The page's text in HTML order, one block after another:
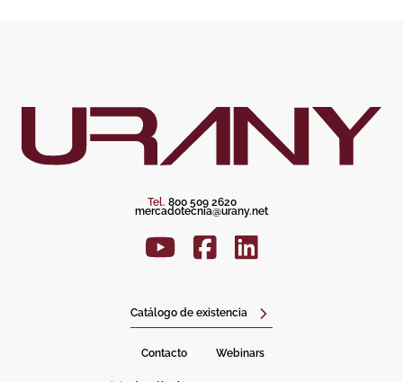
Tel. 800 509 2620
mercadotecnia@urany.net
Catálogo de existencia
Contacto Webinars